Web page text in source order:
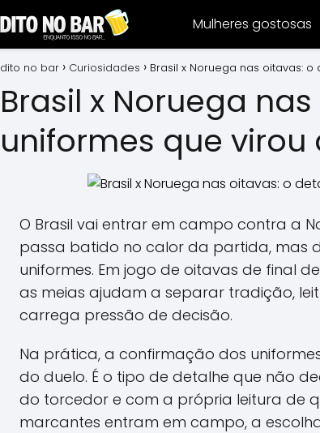
Mulheres gostosas
dito no bar Curiosidades Brasil x Noruega nas oitavas:
Brasil x Noruega
uniformes que
O Brasil vai entrar em campo contra a
passa batido no calor da partida, mas
uniformes. Em jogo de oitavas de final
as meias ajudam a separar tradição,
carrega pressão de decisão.
Na prática, a confirmação dos
do duelo. É o tipo de detalhe que não
do torcedor e com a própria leitura de
marcantes entram em campo, a